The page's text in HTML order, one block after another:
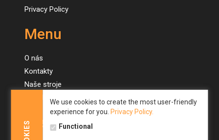
We use cookies to create the most user-friendly
experience for you. Privacy Policy.
Functional
Privacy Policy
Menu
O nás
Kontakty
Naše stroje
Menu